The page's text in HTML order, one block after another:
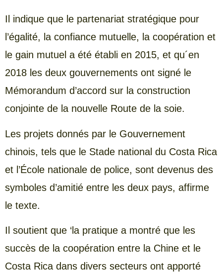
Il indique que le partenariat stratégique pour
l’égalité, la confiance mutuelle, la coopération et
le gain mutuel a été établi en 2015, et qu´en
2018 les deux gouvernements ont signé le
Mémorandum d’accord sur la construction
conjointe de la nouvelle Route de la soie.
Les projets donnés par le Gouvernement
chinois, tels que le Stade national du Costa Rica
et l’École nationale de police, sont devenus des
symboles d’amitié entre les deux pays, affirme
le texte.
Il soutient que ‘la pratique a montré que les
succès de la coopération entre la Chine et le
Costa Rica dans divers secteurs ont apporté